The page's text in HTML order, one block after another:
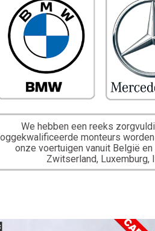
We hebben een reeks
monteurs
onze voertuigen vanuit België en
Zwitserland, Luxemburg,